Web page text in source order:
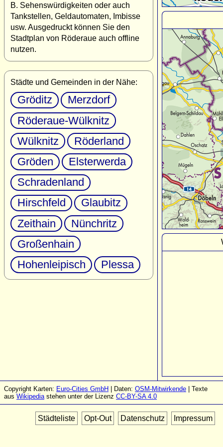
B. Sehenswürdigkeiten oder auch
Tankstellen, Geldautomaten, Imbisse
usw. Ausgedruckt können Sie den
Stadtplan von Röderaue auch offline
nutzen.
Städte und Gemeinden in der Nähe:
Gröditz
Merzdorf
Röderaue-Wülknitz
Wülknitz
Röderland
Gröden
Elsterwerda
Schradenland
Hirschfeld
Glaubitz
Zeithain
Nünchritz
Großenhain
Hohenleipisch
Plessa
Copyright Karten: Euro-Cities GmbH | Daten: OSM-Mitwirkende | Texte
aus Wikipediastehen unter der Lizenz CC-BY-SA 4.0
Städteliste Opt-Out Datenschutz Impressum